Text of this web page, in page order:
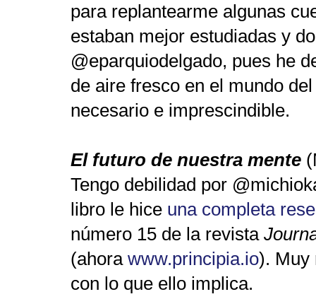
para replantearme algunas
estaban mejor estudiadas y
@eparquiodelgado, pues he
de aire fresco en el mundo
necesario e imprescindible.
El futuro de nuestra mente
Tengo debilidad por
libro le hice una completa
número 15 de la revista
(ahora www.principia.io). Muy
con lo que ello implica.